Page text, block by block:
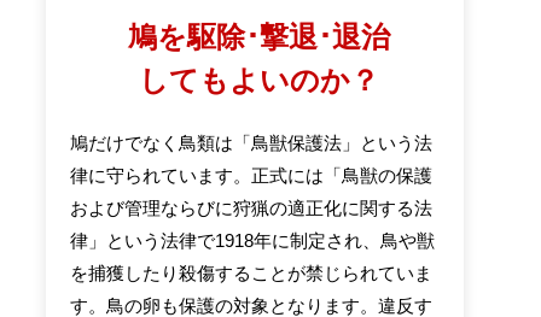
鳩を駆除･撃退･退治
してもよいのか？
鳩だけでなく鳥類は「鳥獣保護法」という法
律に守られています。正式には「鳥獣の保護
および管理ならびに狩猟の適正化に関する法
律」という法律で1918年に制定され、鳥や獣
を捕獲したり殺傷することが禁じられていま
す。鳥の卵も保護の対象となります。違反す